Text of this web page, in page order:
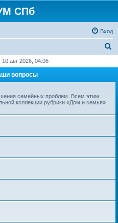
СПб
Вход
с
авг 2026, 04:06
вопросы
семейных проблем. Всем этим
коллекции рубрики «Дом и семья»